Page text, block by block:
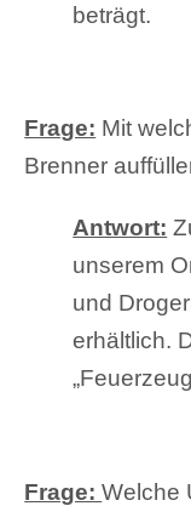
beträgt.
Frage: Mit
Brenner
Antwort:
unserem
und
erhältlich.
Frage:Welche